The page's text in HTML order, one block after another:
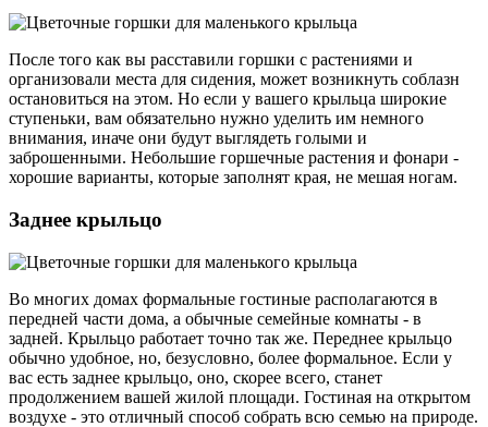
После того как вы расставили горшки с растениями и
организовали места для сидения, может возникнуть соблазн
остановиться на этом. Но если у вашего крыльца широкие
ступеньки, вам обязательно нужно уделить им немного
внимания, иначе они будут выглядеть голыми и
заброшенными. Небольшие горшечные растения и фонари -
хорошие варианты, которые заполнят края, не мешая ногам.
Заднее крыльцо
Во многих домах формальные гостиные располагаются в
передней части дома, а обычные семейные комнаты - в
задней. Крыльцо работает точно так же. Переднее крыльцо
обычно удобное, но, безусловно, более формальное. Если у
вас есть заднее крыльцо, оно, скорее всего, станет
продолжением вашей жилой площади. Гостиная на открытом
воздухе - это отличный способ собрать всю семью на природе.